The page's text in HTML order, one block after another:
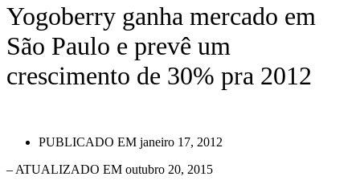
Yogoberry ganha mercado em
São Paulo e prevê um
crescimento de 30% pra 2012
PUBLICADO EM janeiro 17, 2012
– ATUALIZADO EM outubro 20, 2015